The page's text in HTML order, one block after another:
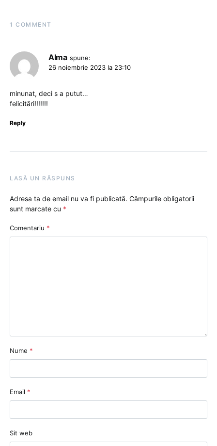
1 COMMENT
Alma spune:
26 noiembrie 2023 la 23:10
minunat, deci s a putut…
felicitări!!!!!!!
Reply
LASĂ UN RĂSPUNS
Adresa ta de email nu va fi publicată. Câmpurile obligatorii
sunt marcate cu *
Comentariu *
Nume *
Email *
Sit web